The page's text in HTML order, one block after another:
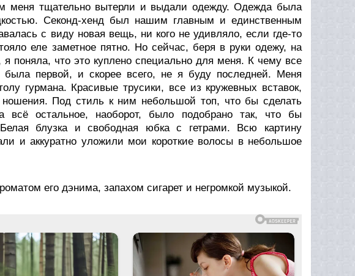
меня тщательно вытерли и выдали одежду. Одежда была
Секонд-хенд был нашим главным и единственным
с виду новая вещь, ни кого не удивляло, если где-то
еле заметное пятно. Но сейчас, беря в руки одежу, на
поняла, что это куплено специально для меня. К чему все
была первой, и скорее всего, не я буду последней. Меня
гурмана. Красивые трусики, все из кружевных вставок,
ношения. Под стиль к ним небольшой топ, что бы сделать
всё остальное, наоборот, было подобрано так, что бы
блузка и свободная юбка с гетрами. Всю картину
и аккуратно уложили мои короткие волосы в небольшое
его дэнима, запахом сигарет и негромкой музыкой.